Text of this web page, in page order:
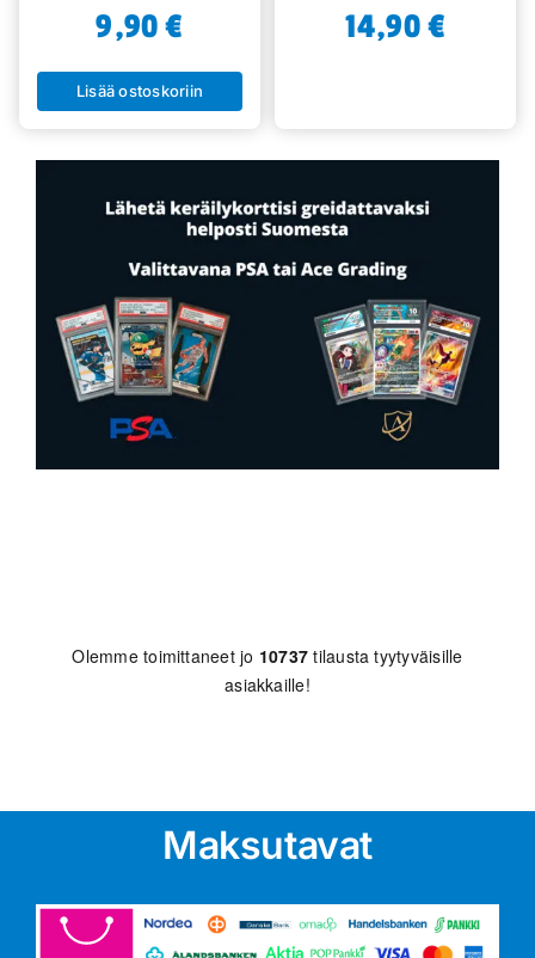
9,90€
Lisää ostoskoriin
14,90€
Olemme toimittaneet jo 10737 tilausta tyytyväisille
asiakkaille!
Maksutavat